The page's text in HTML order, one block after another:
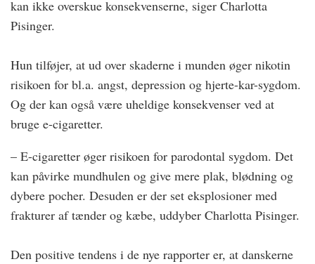
kan ikke overskue konsekvenserne, siger Charlotta
Pisinger.
Hun tilføjer, at ud over skaderne i munden øger nikotin
risikoen for bl.a. angst, depression og hjerte-kar-sygdom.
Og der kan også være uheldige konsekvenser ved at
bruge e-cigaretter.
– E-cigaretter øger risikoen for parodontal sygdom. Det
kan påvirke mundhulen og give mere plak, blødning og
dybere pocher. Desuden er der set eksplosioner med
frakturer af tænder og kæbe, uddyber Charlotta Pisinger.
Den positive tendens i de nye rapporter er, at ­danskerne